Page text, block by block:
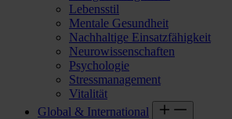
Lebensstil
Mentale Gesundheit
Nachhaltige Einsatzfähigkeit
Neurowissenschaften
Psychologie
Stressmanagement
Vitalität
Global & International